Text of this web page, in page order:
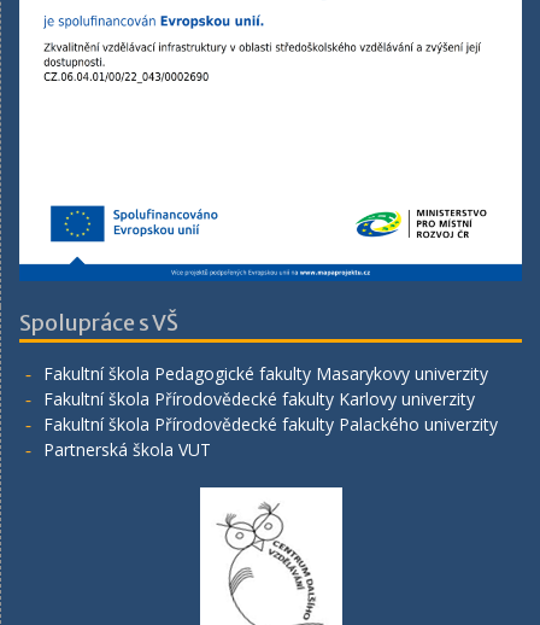
Spolupráce s VŠ
Fakultní škola Pedagogické fakulty Masarykovy univerzity
Fakultní škola Přírodovědecké fakulty Karlovy univerzity
Fakultní škola Přírodovědecké fakulty Palackého univerzity
Partnerská škola VUT